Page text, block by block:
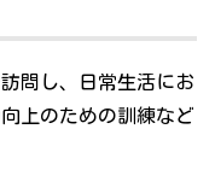
問し、日常生活にお
上のための訓練など